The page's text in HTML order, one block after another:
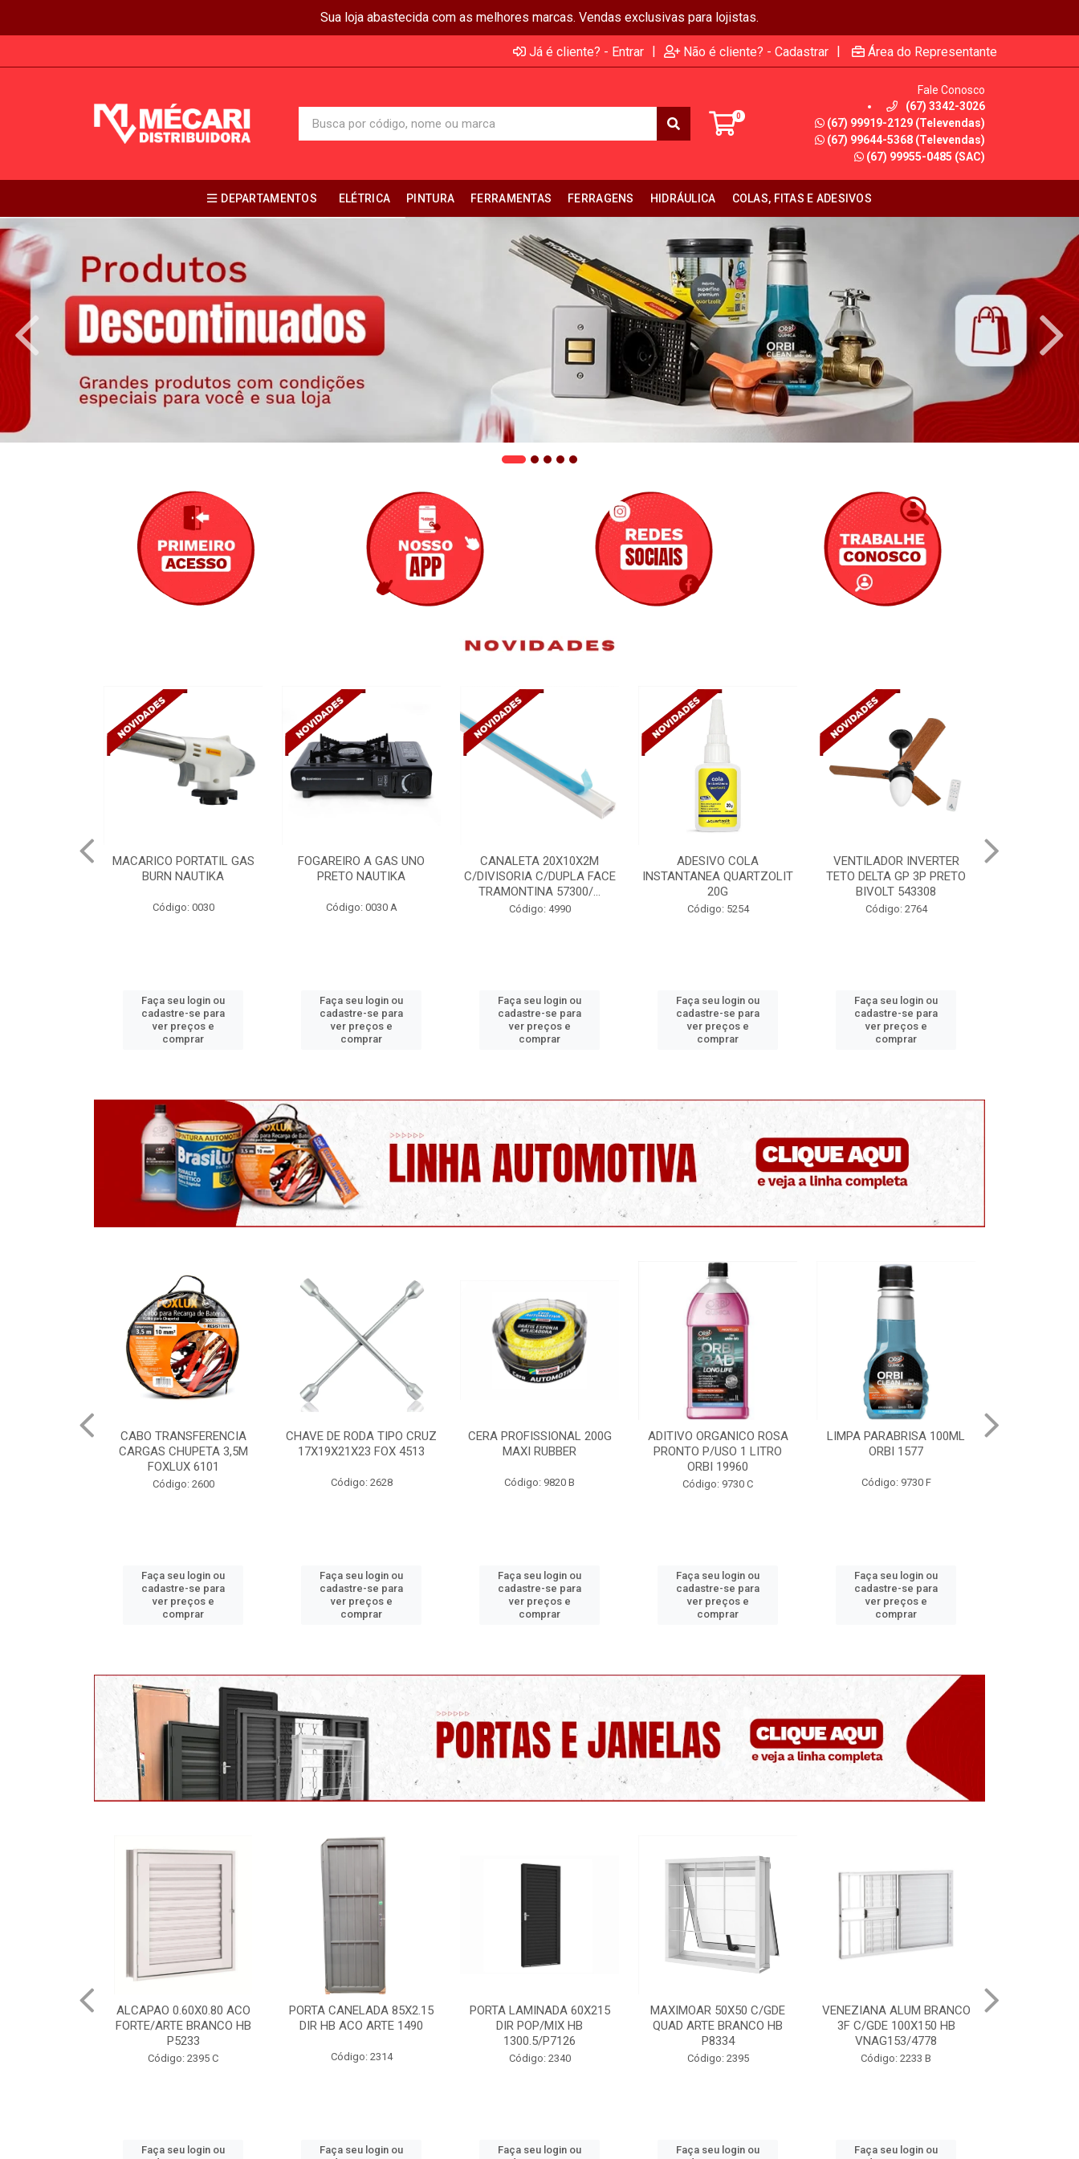
Sua loja abastecida com as melhores marcas. Vendas exclusivas para lojistas.
Já é cliente? - Entrar | Não é cliente? - Cadastrar | Área do Representante
0
Fale Conosco
(67) 3342-3026
(67) 99919-2129 (Televendas)
(67) 99644-5368 (Televendas)
(67) 99955-0485 (SAC)
DEPARTAMENTOS ELÉTRICA PINTURA FERRAMENTAS FERRAGENS HIDRÁULICA COLAS, FITAS E ADESIVOS
PORTATIL GAS
FOGAREIRO A GAS UNO
PRETO NAUTIKA
Código: 0030 A
Faça seu login ou
cadastre-se para
ver preços e
comprar
CANALETA 20X10X2M
C/DIVISORIA C/DUPLA FACE
Código: 4990
Faça seu login ou
cadastre-se para
ver preços e
comprar
ADESIVO COLA
INSTANTANEA QUARTZOLIT
20G
Código: 5254
Faça seu login ou
cadastre-se para
ver preços e
comprar
VENTILADOR INVERTER
TETO DELTA GP 3P PRETO
BIVOLT 543308
Código: 2764
Faça seu login ou
cadastre-se para
ver preços e
comprar
VENTILADOR INVERTER
TETO DELTA GP 3P PRETO
BIVOLT 543302
Código: 2765
Faça seu login ou
cadastre-se para
ver preços e
comprar
CABO TRANSFERENCIA
CARGAS CHUPETA 3,5M
FOXLUX 6101
Código: 2600
Faça seu login ou
cadastre-se para
ver preços e
comprar
CHAVE DE RODA TIPO CRUZ
17X19X21X23 FOX 4513
Código: 2628
Faça seu login ou
cadastre-se para
ver preços e
comprar
CERA PROFISSIONAL 200G
MAXI RUBBER
Código: 9820 B
Faça seu login ou
cadastre-se para
ver preços e
comprar
ADITIVO ORGANICO ROSA
PRONTO P/USO 1 LITRO
ORBI 19960
Código: 9730 C
Faça seu login ou
cadastre-se para
ver preços e
comprar
LIMPA PARABRISA 100ML
ORBI 1577
Código: 9730 F
Faça seu login ou
cadastre-se para
ver preços e
comprar
PORTA CANELADA 85X2.15
DIR HB ACO ARTE 1490
Código: 2314
Faça seu login ou
PORTA LAMINADA 60X215
DIR POP/MIX HB
Código: 2340
Faça seu login ou
MAXIMOAR 50X50 C/GDE
QUAD ARTE BRANCO HB
P8334
Código: 2395
Faça seu login ou
VENEZIANA ALUM BRANCO
3F C/GDE 100X150 HB
VNAG153/4778
Código: 2233 B
Faça seu login ou
PORTA LAMINADA BRANCA
85X215 DIR MIX HB P7134
Código: 2391
Faça seu login ou